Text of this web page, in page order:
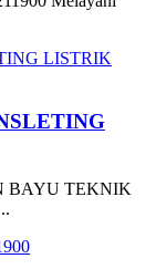
BAYU TEKNIK